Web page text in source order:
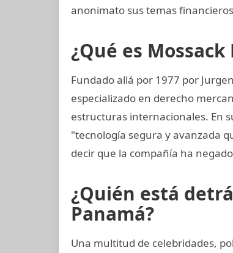
anonimato sus temas
¿Qué es Mossack
Fundado allá por 1977 por
especializado en derecho
estructuras internacionales. En
"tecnología segura y avanzada
decir que la compañía ha
¿Quién está
Panamá?
Una multitud de celebridades,